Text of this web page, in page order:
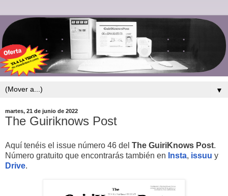
▼
martes, 21 de junio de 2022
The Guiriknows Post
Aquí tenéis el issue número 46 del The GuiriKnows Post.
Número gratuito que encontrarás también en Insta, issuu y
Drive.